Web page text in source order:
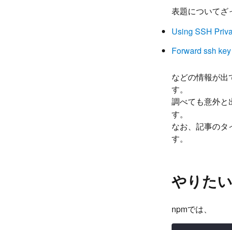
表題についてざ
Using SSH
Forward ssh
などの情報が
す。
調べても意外と
す。
なお、記事の
す。
やりた
npmでは、